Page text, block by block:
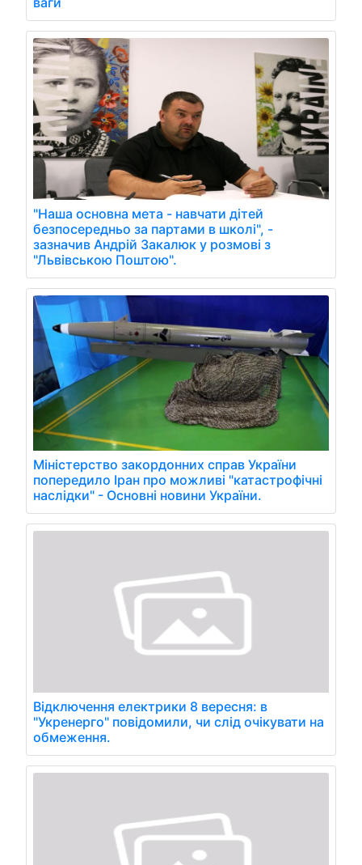
"Наша основна мета - навчати дітей
безпосередньо за партами в школі", -
зазначив Андрій Закалюк у розмові з
"Львівською Поштою".
Міністерство закордонних справ України
попередило Іран про можливі "катастрофічні
наслідки" - Основні новини України.
Відключення електрики 8 вересня: в
"Укренерго" повідомили, чи слід очікувати на
обмеження.